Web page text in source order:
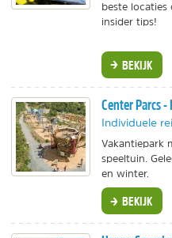
beste locaties
insider tips!
BEKIJK
Center Parcs
Individuele
Vakantiepark
speeltuin.
en winter.
BEKIJK